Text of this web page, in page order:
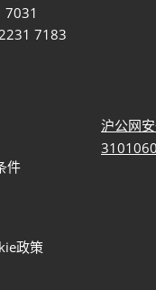
7031
7183
件
沪公网
政策